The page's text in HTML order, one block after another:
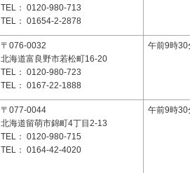
TEL： 0120-980-713
TEL： 01654-2-2878
〒076-0032
北海道富良野市若松町16-20
TEL： 0120-980-723
TEL： 0167-22-1888
午前9時30
〒077-0044
北海道留萌市錦町4丁目2-13
TEL： 0120-980-715
TEL： 0164-42-4020
午前9時30